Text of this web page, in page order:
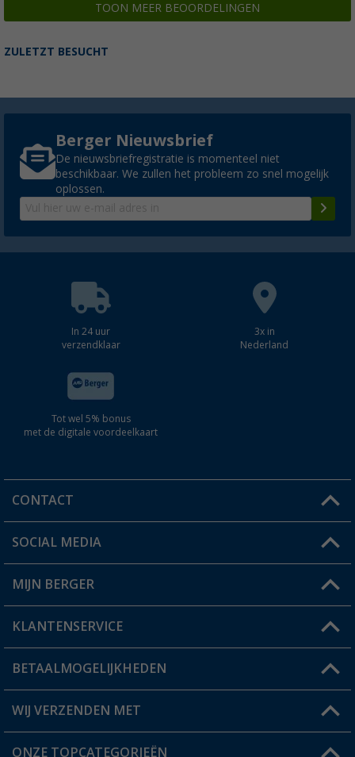
TOON MEER BEOORDELINGEN
ZULETZT BESUCHT
Berger Nieuwsbrief
De nieuwsbriefregistratie is momenteel niet
beschikbaar. We zullen het probleem zo snel mogelijk
oplossen.
In 24 uur
verzendklaar
3x in
Nederland
Tot wel 5% bonus
met de digitale voordeelkaart
CONTACT
Een vraag?
Winkel vinden
SOCIAL MEDIA
MIJN BERGER
Mijn account
Status bestelling
Verlanglijstje
KLANTENSERVICE
FAQ & Contact
Verzendinformatie
BETAALMOGELIJKHEDEN
WIJ VERZENDEN MET
ONZE TOPCATEGORIEËN